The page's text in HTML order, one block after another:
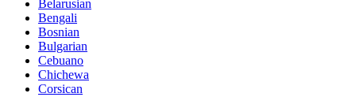
Belarusian
Bengali
Bosnian
Bulgarian
Cebuano
Chichewa
Corsican